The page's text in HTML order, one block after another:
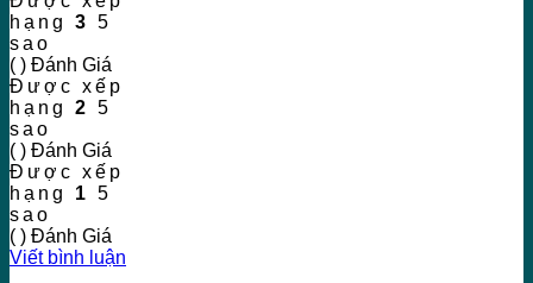
hạng 3 5
sao
( ) Đánh Giá
Được xếp
hạng 2 5
sao
( ) Đánh Giá
Được xếp
hạng 1 5
sao
( ) Đánh Giá
Viết bình luận